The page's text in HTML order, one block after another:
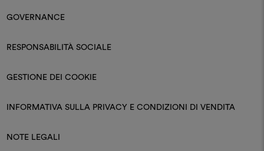
GOVERNANCE
RESPONSABILITÀ SOCIALE
GESTIONE DEI COOKIE
INFORMATIVA SULLA PRIVACY E CONDIZIONI DI VENDITA
NOTE LEGALI